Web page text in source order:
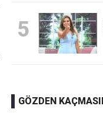
5
GÖZDEN